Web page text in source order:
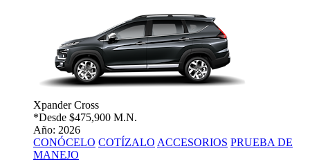
Xpander Cross
*Desde $475,900 M.N.
Año: 2026
CONÓCELO COTÍZALO ACCESORIOS PRUEBA DE
MANEJO